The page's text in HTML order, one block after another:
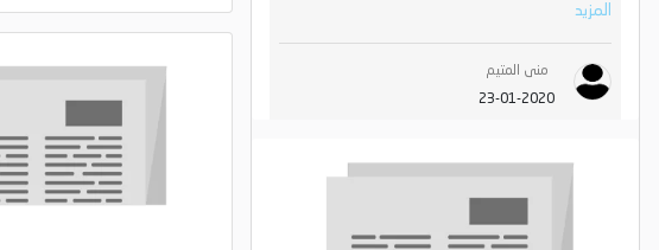
المزيد
منى المتيم
23-01-2020